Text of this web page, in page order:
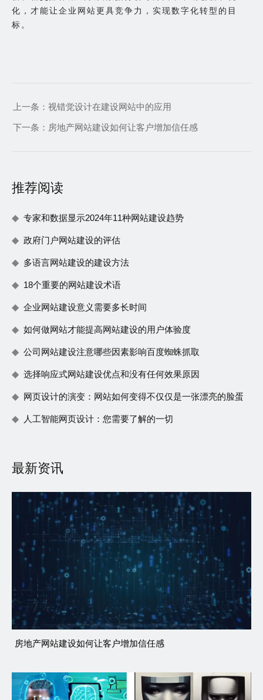
化，才能让企业网站更具竞争力，实现数字化转型的目
标。
上一条： 视错觉设计在建设网站中的应用
下一条： 房地产网站建设如何让客户增加信任感
推荐阅读
专家和数据显示2024年11种网站建设趋势
政府门户网站建设的评估
多语言网站建设的建设方法
18个重要的网站建设术语
企业网站建设意义需要多长时间
如何做网站才能提高网站建设的用户体验度
公司网站建设注意哪些因素影响百度蜘蛛抓取
选择响应式网站建设优点和没有任何效果原因
网页设计的演变：网站如何变得不仅仅是一张漂亮的脸蛋
人工智能网页设计：您需要了解的一切
最新资讯
房地产网站建设如何让客户增加信任感